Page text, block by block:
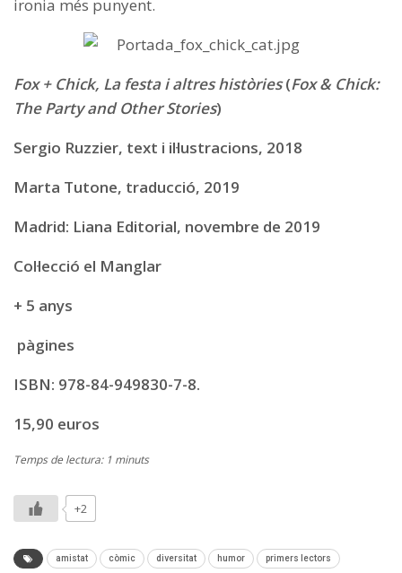
ironia més punyent.
Fox + Chick, La festa i altres històries(Fox & Chick:
The Party and Other Stories)
Sergio Ruzzier, text i il·lustracions, 2018
Marta Tutone, traducció, 2019
Madrid: Liana Editorial, novembre de 2019
Col·lecció el Manglar
+ 5 anys
pàgines
ISBN: 978-84-949830-7-8.
15,90 euros
Temps de lectura: 1 minuts
+2
amistat còmic diversitat humor primers lectors